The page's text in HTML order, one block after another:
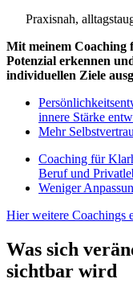
Praxisnah,
Mit meinem Coaching
Potenzial erkennen
individuellen Ziele
innere Stärke
Mehr
Coaching für
Beruf und
Weniger
Hier weitere Coachings
Was sich
sichtbar wird